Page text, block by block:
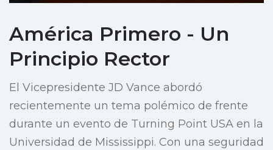
América Primero - Un
Principio Rector
El Vicepresidente JD Vance abordó
recientemente un tema polémico de frente
durante un evento de Turning Point USA en la
Universidad de Mississippi. Con una seguridad